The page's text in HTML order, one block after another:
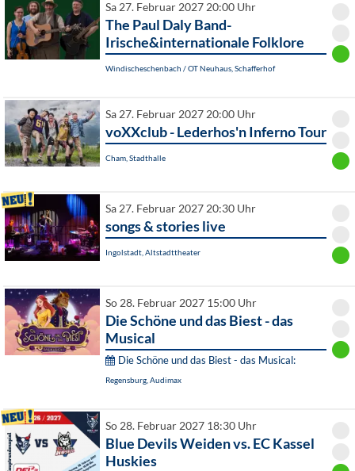
Sa 27. Februar 2027 20:00 Uhr
The Paul Daly Band-
Irische&internationale Folklore
Windischeschenbach / OT Neuhaus, Schafferhof
Sa 27. Februar 2027 20:00 Uhr
voXXclub - Lederhos'n Inferno Tour
Cham, Stadthalle
Sa 27. Februar 2027 20:30 Uhr
songs & stories live
Ingolstadt, Altstadttheater
So 28. Februar 2027 15:00 Uhr
Die Schöne und das Biest - das
Musical
Die Schöne und das Biest - das Musical:
Regensburg, Audimax
So 28. Februar 2027 18:30 Uhr
Blue Devils Weiden vs. EC Kassel
Huskies